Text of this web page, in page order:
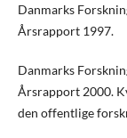
Danmarks
Årsrapport 1997.
Danmarks
Årsrapport 2000.
den offentlige